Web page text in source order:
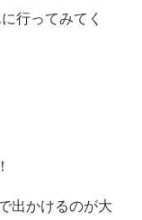
行ってみてく
出かけるのが大